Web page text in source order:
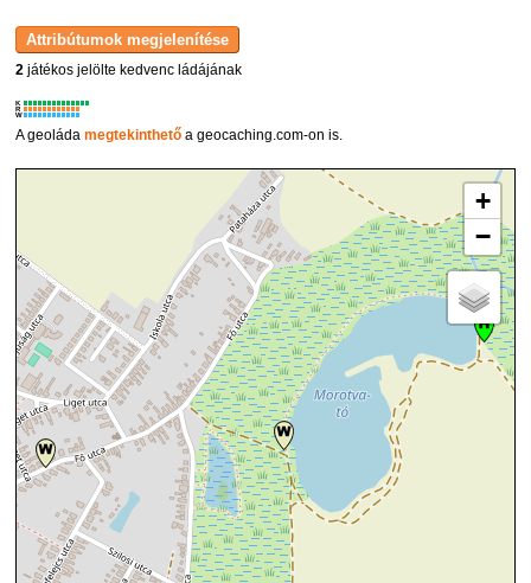
2 játékos jelölte kedvenc ládájának
K
R
W
A geoládamegtekinthető a geocaching.com-on is.
+
−